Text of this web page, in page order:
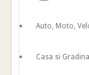
Auto, Moto,
Casa si Gradina